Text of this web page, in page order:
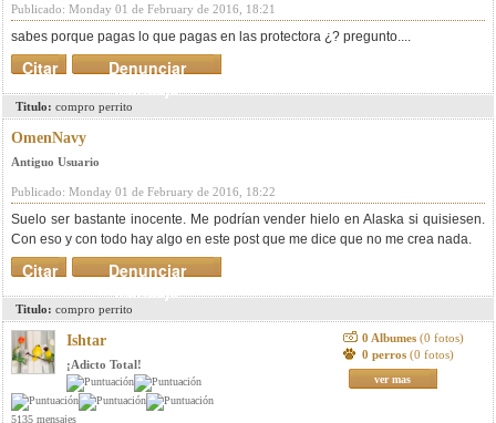
Publicado: Monday 01 de February de 2016, 18:21
sabes porque pagas lo que pagas en las protectora ¿? pregunto....
Denunciar
mensaje
Citar
Titulo: compro perrito
OmenNavy
Antiguo Usuario
Publicado: Monday 01 de February de 2016, 18:22
Suelo ser bastante inocente. Me podrían vender hielo en Alaska si quisiesen.
Con eso y con todo hay algo en este post que me dice que no me crea nada.
Denunciar
mensaje
Citar
Titulo: compro perrito
Ishtar
¡Adicto Total!
5135 mensajes
0 Albumes (0 fotos)
0 perros (0 fotos)
ver mas